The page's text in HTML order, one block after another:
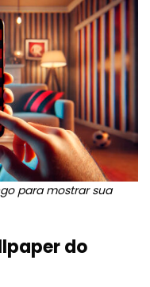
para mostrar sua
do